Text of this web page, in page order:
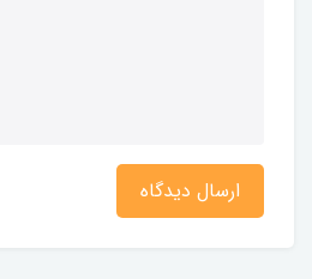
ارسال دیدگاه